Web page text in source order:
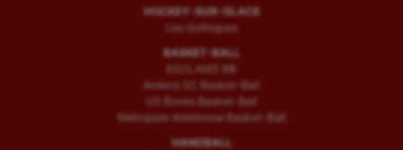
HOCKEY-SUR-GLACE
Les Gothiques
BASKET-BALL
ESCLAMS BB
Amiens SC Basket-Ball
US Boves Basket-Ball
Métropole Amiénoise Basket-Ball
HANDBALL